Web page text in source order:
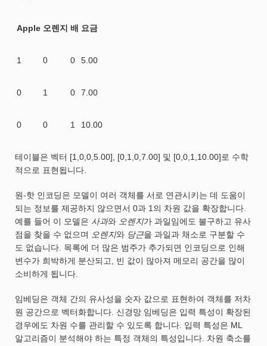
Apple 오렌지 배 요금
1 0 0 5.00
0 1 0 7.00
0 0 1 10.00
테이블은 벡터 [1,0,0,5.00], [0,1,0,7.00] 및 [0,0,1,10.00]로 수학
적으로 표현됩니다.
원-핫 인코딩은 모델이 여러 객체를 서로 연관시키는 데 도움이
되는 정보를 제공하지 않으면서 0과 1의 차원 값을 확장합니다.
예를 들어 이 모델은 사과와 오렌지가 과일임에도 불구하고 유사
점을 찾을 수 없으며 오렌지와 당근을 과일과 채소로 구분할 수
도 없습니다. 목록에 더 많은 범주가 추가되면 인코딩으로 인해
변수가 희박하게 분산되고, 빈 값이 많아져 메모리 공간을 많이
소비하게 됩니다.
임베딩은 객체 간의 유사성을 숫자 값으로 표현하여 객체를 저차
원 공간으로 벡터화합니다. 신경망 임베딩은 입력 특성이 확장된
경우에도 차원 수를 관리할 수 있도록 합니다. 입력 특성은 ML
알고리즘이 분석해야 하는 특정 객체의 특성입니다. 차원 축소를